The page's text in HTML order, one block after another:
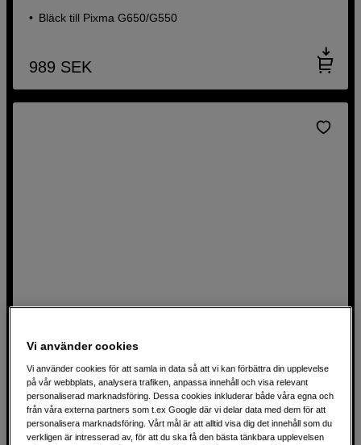
Bläck till Pixma G650/G550
989 SEK
P900
Epson T47A6 Vivid Light Magenta UltraChrome Pro 10 –
50ml
Vi använder cookies
Vi använder cookies för att samla in data så att vi kan förbättra din upplevelse
på vår webbplats, analysera trafiken, anpassa innehåll och visa relevant
personaliserad marknadsföring. Dessa cookies inkluderar både våra egna och
från våra externa partners som t.ex Google där vi delar data med dem för att
personalisera marknadsföring. Vårt mål är att alltid visa dig det innehåll som du
verkligen är intresserad av, för att du ska få den bästa tänkbara upplevelsen